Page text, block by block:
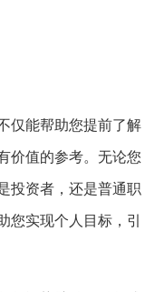
仅能帮助您提前了解
价值的参考。 无论您
投资者， 还是普通职
您实现个人目标， 引